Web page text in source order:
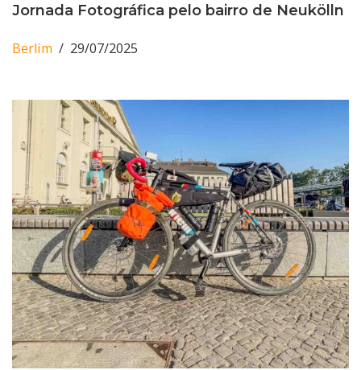
Jornada Fotográfica pelo bairro de Neukölln
Berlim 29/07/2025